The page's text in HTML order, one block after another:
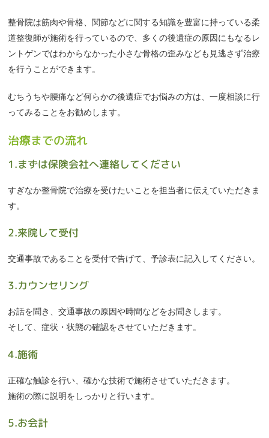
整骨院は筋肉や骨格、関節などに関する知識を豊富に持っている柔
道整復師が施術を行っているので、多くの後遺症の原因にもなるレ
ントゲンではわからなかった小さな骨格の歪みなども見逃さず治療
を行うことができます。
むちうちや腰痛など何らかの後遺症でお悩みの方は、一度相談に行
ってみることをお勧めします。
治療までの流れ
1.まずは保険会社へ連絡してください
すぎなか整骨院で治療を受けたいことを担当者に伝えていただきま
す。
2.来院して受付
交通事故であることを受付で告げて、予診表に記入してください。
3.カウンセリング
お話を聞き、交通事故の原因や時間などをお聞きします。
そして、症状・状態の確認をさせていただきます。
4.施術
正確な触診を行い、確かな技術で施術させていただきます。
施術の際に説明をしっかりと行います。
5.お会計